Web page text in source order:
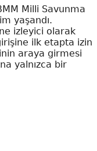
Milli Savunma
yaşandı.
izleyici olarak
ilk etapta izin
araya girmesi
yalnızca bir